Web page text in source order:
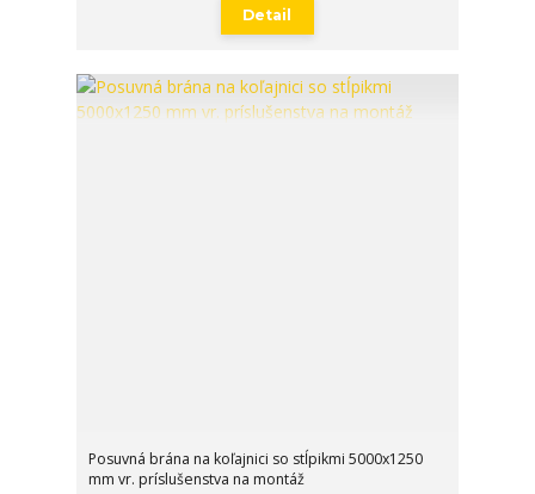
Detail
Posuvná brána na koľajnici so stĺpikmi 5000x1250
mm vr. príslušenstva na montáž